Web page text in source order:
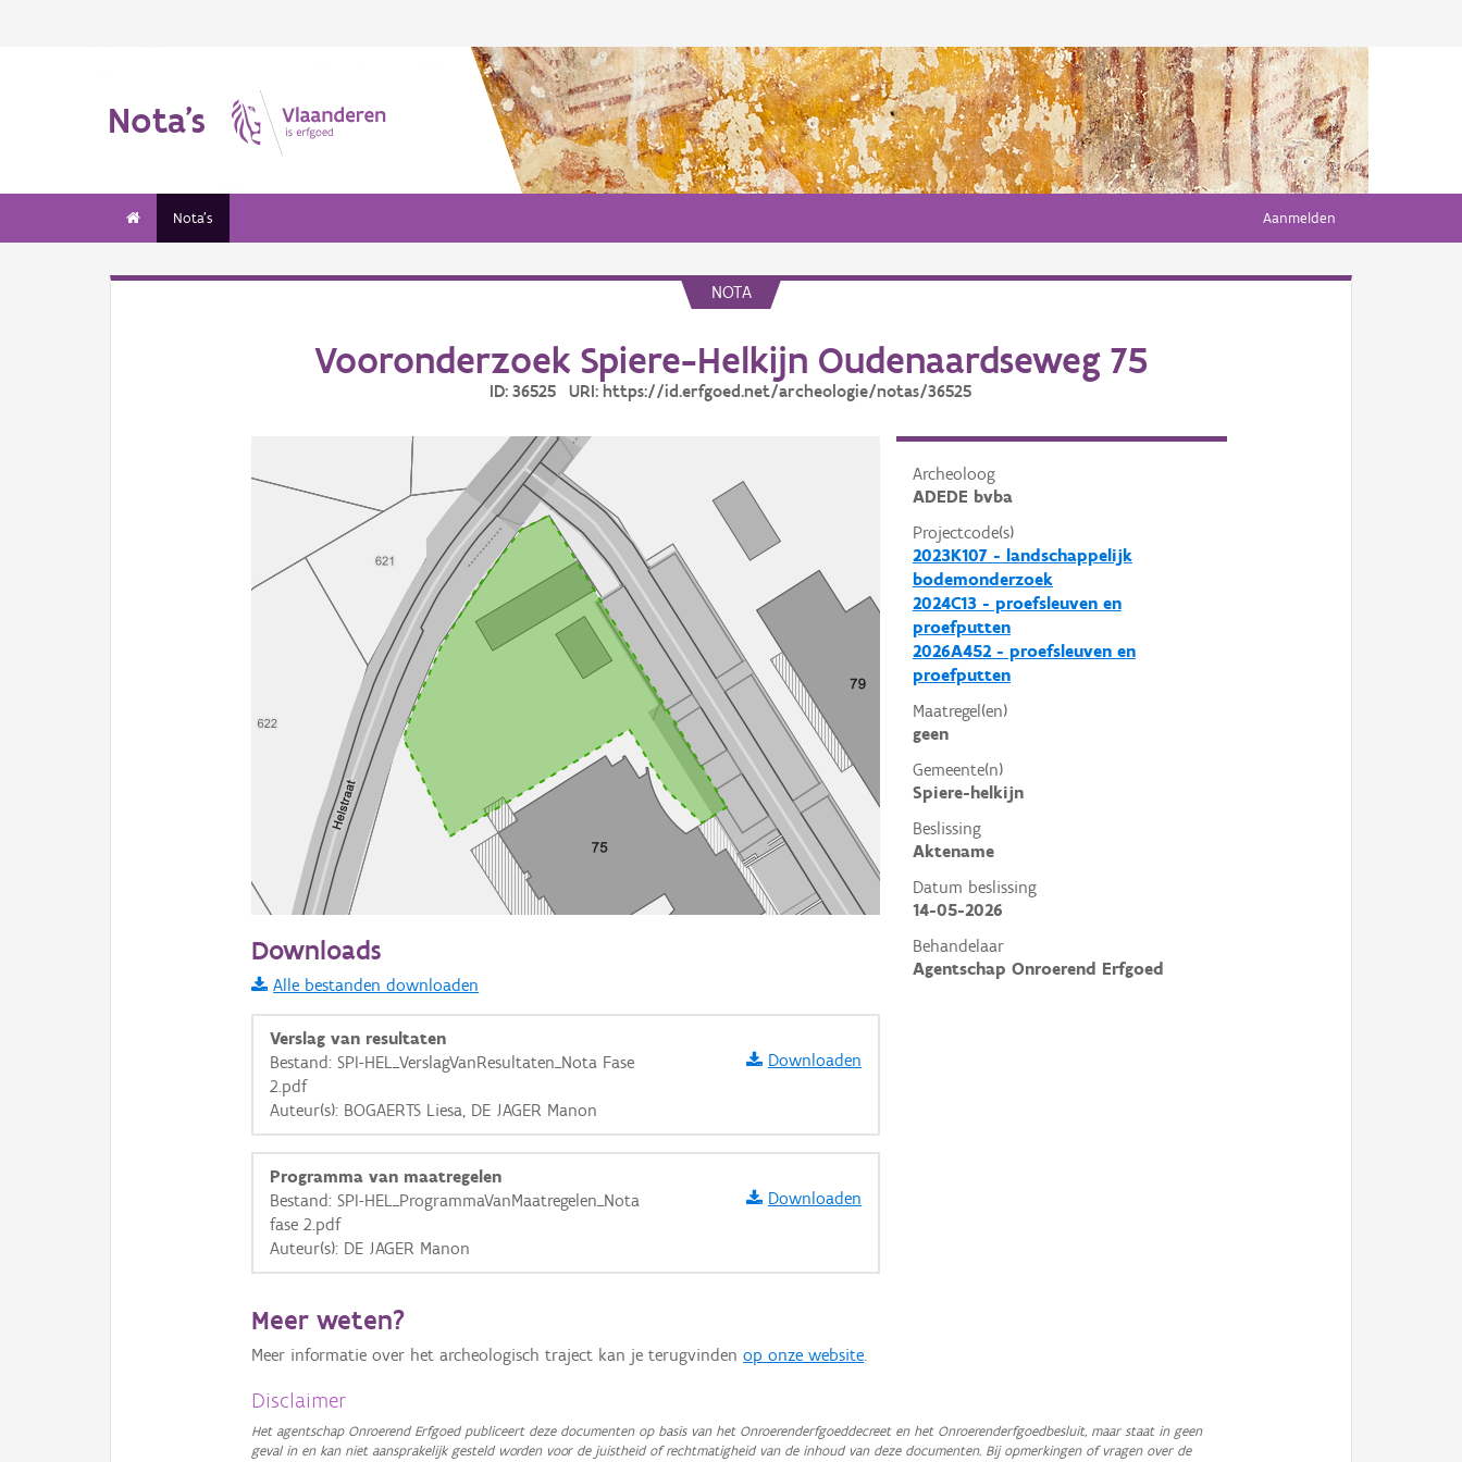
Nota's
Nota's Aanmelden
NOTA
Vooronderzoek Spiere-Helkijn Oudenaardseweg 75
ID: 36525 URI: https://id.erfgoed.net/archeologie/notas/36525
Archeoloog
ADEDE bvba
Projectcode(s)
2023K107 - landschappelijk
bodemonderzoek
2024C13 - proefsleuven en
proefputten
2026A452 - proefsleuven en
proefputten
Maatregel(en)
geen
Gemeente(n)
Spiere-helkijn
Beslissing
Aktename
Datum beslissing
14-05-2026
Behandelaar
Agentschap Onroerend Erfgoed
Informatie Vlaanderen
i
+
Basis Lagen
Ortho
GRB-Basiskaart in grijswaarden
Downloads
Alle bestanden downloaden
Verslag van resultaten
Bestand: SPI-HEL_VerslagVanResultaten_Nota Fase
2.pdf
Auteur(s): BOGAERTS Liesa, DE JAGER Manon
Downloaden
Programma van maatregelen
Bestand: SPI-HEL_ProgrammaVanMaatregelen_Nota
fase 2.pdf
Auteur(s): DE JAGER Manon
Downloaden
Meer weten?
Meer informatie over het archeologisch traject kan je terugvindenop onze website.
Disclaimer
Het agentschap Onroerend Erfgoed publiceert deze documenten op basis van het Onroerenderfgoeddecreet en het Onroerenderfgoedbesluit, maar staat in geen
geval in en kan niet aansprakelijk gesteld worden voor de juistheid of rechtmatigheid van de inhoud van deze documenten. Bij opmerkingen of vragen over de